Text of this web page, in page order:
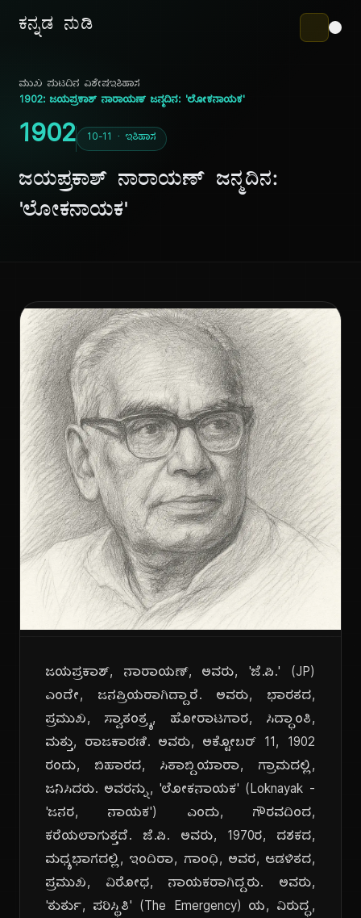
ಕನ್ನಡ ನುಡಿ
ಮುಖ ಪುಟದಿನ ವಿಶೇಷಇತಿಹಾಸ
1902: ಜಯಪ್ರಕಾಶ್ ನಾರಾಯಣ್ ಜನ್ಮದಿನ: 'ಲೋಕನಾಯಕ'
1902 10-11 · ಇತಿಹಾಸ
ಜಯಪ್ರಕಾಶ್ ನಾರಾಯಣ್ ಜನ್ಮದಿನ:
'ಲೋಕನಾಯಕ'
ಜಯಪ್ರಕಾಶ್, ನಾರಾಯಣ್, ಅವರು, 'ಜೆ.ಪಿ.' (JP)
ಎಂದೇ, ಜನಪ್ರಿಯರಾಗಿದ್ದಾರೆ. ಅವರು, ಭಾರತದ,
ಪ್ರಮುಖ, ಸ್ವಾತಂತ್ರ್ಯ, ಹೋರಾಟಗಾರ, ಸಿದ್ಧಾಂತಿ,
ಮತ್ತು, ರಾಜಕಾರಣಿ. ಅವರು, ಅಕ್ಟೋಬರ್ 11, 1902
ರಂದು, ಬಿಹಾರದ, ಸಿತಾಬ್ದಿಯಾರಾ, ಗ್ರಾಮದಲ್ಲಿ,
ಜನಿಸಿದರು. ಅವರನ್ನು, 'ಲೋಕನಾಯಕ' (Loknayak -
'ಜನರ, ನಾಯಕ') ಎಂದು, ಗೌರವದಿಂದ,
ಕರೆಯಲಾಗುತ್ತದೆ. ಜೆ.ಪಿ. ಅವರು, 1970ರ, ದಶಕದ,
ಮಧ್ಯಭಾಗದಲ್ಲಿ, ಇಂದಿರಾ, ಗಾಂಧಿ, ಅವರ, ಆಡಳಿತದ,
ಪ್ರಮುಖ, ವಿರೋಧ, ನಾಯಕರಾಗಿದ್ದರು. ಅವರು,
'ತುರ್ತು, ಪರಿಸ್ಥಿತಿ' (The Emergency) ಯ, ವಿರುದ್ಧ,